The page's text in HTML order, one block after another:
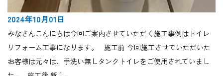
2024年10月01日
みなさんこんにちは今回ご案内させていただく施工事例はトイレ
リフォーム工事になります。 施工前 今回施工させていただいた
お客様は元々は、手洗い無しタンクトイレをご使用されていまし